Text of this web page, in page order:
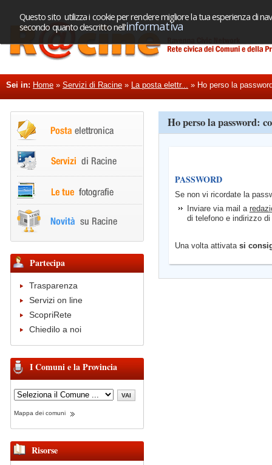
Questo sito utilizza i cookie per rendere migliore la tua esperienza di
secondo quanto descritto nell'informativa
Sei in: Home » Servizi di Racine » La posta elettr... » Ho perso la
Partecipa
Trasparenza
Servizi on line
ScopriRete
Chiedilo a noi
I Comuni e la Provincia
Mappa dei comuni
Risorse
Ho perso la password:
PASSWORD
Se non vi ricordate la
Inviare via mail a
di telefono e indirizzo
Una volta attivata si